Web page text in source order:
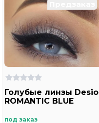
Голубые линзы Desio
ROMANTIC BLUE
под заказ